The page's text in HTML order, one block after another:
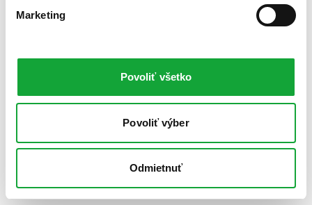
Marketing
Povoliť všetko
Povoliť výber
Odmietnuť